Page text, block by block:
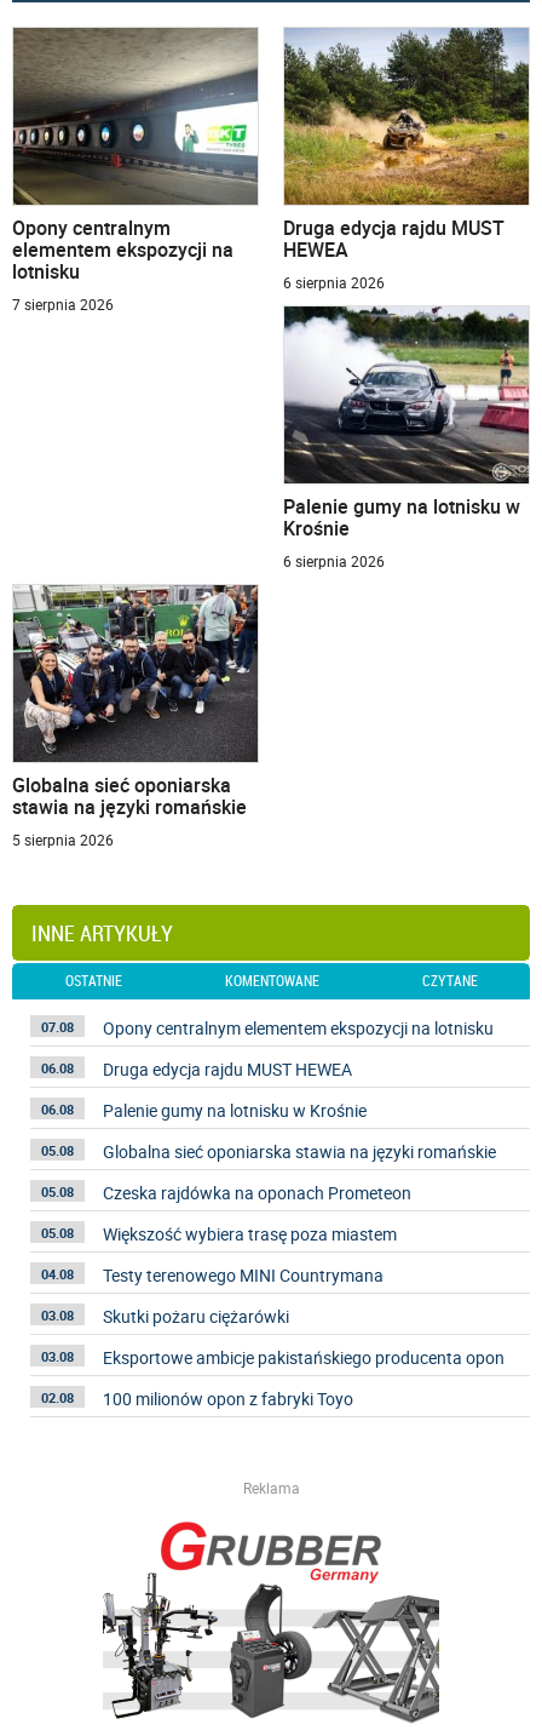
Opony centralnym
elementem ekspozycji na
lotnisku
7 sierpnia 2026
Druga edycja rajdu MUST
HEWEA
6 sierpnia 2026
Palenie gumy na lotnisku w
Krośnie
6 sierpnia 2026
Globalna sieć oponiarska
stawia na języki romańskie
5 sierpnia 2026
INNE ARTYKUŁY
OSTATNIE KOMENTOWANE CZYTANE
07.08 Opony centralnym elementem ekspozycji na lotnisku
06.08 Druga edycja rajdu MUST HEWEA
06.08 Palenie gumy na lotnisku w Krośnie
05.08 Globalna sieć oponiarska stawia na języki romańskie
05.08 Czeska rajdówka na oponach Prometeon
05.08 Większość wybiera trasę poza miastem
04.08 Testy terenowego MINI Countrymana
03.08 Skutki pożaru ciężarówki
03.08 Eksportowe ambicje pakistańskiego producenta opon
02.08 100 milionów opon z fabryki Toyo
Reklama